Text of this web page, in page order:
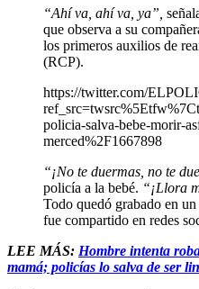
“Ahí va, ahí va, ya”,
que observa a su
los primeros auxilios de
(RCP).
https://twitter.com/
policia-salva-bebe-morir-
merced%2F1667898
“¡No te duermas, no te
policía a la bebé. “¡Llora
Todo quedó grabado en
fue compartido en redes
LEE MÁS: Hombre intenta
mamá; policías lo salva de ser